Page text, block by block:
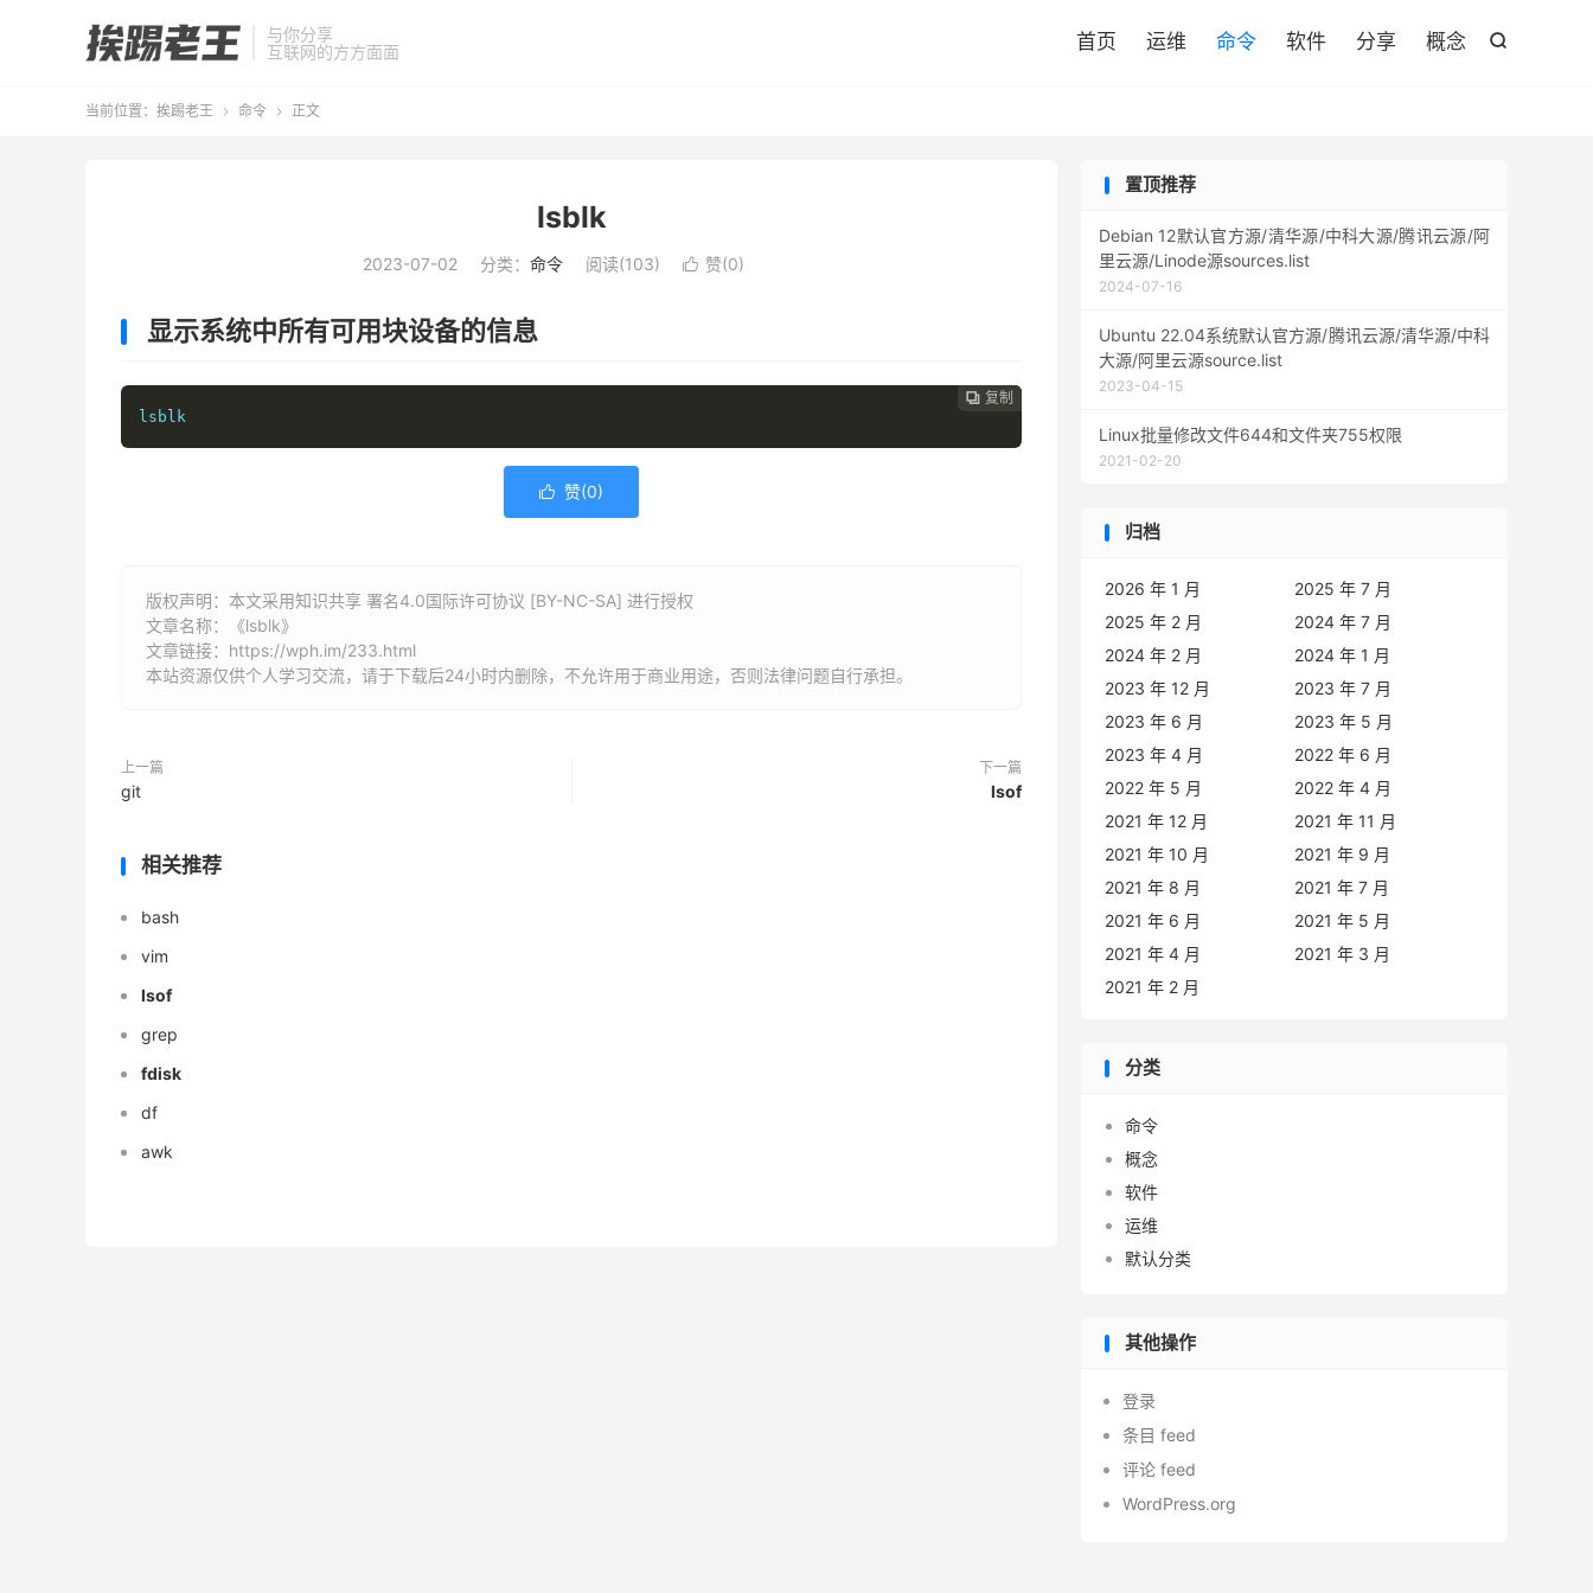
与你分享
互联网的方方面面

首页 运维 命令 软件 分享 概念
当前位置： 挨踢老王  命令  正文
lsblk
2023-07-02 分类： 命令 阅读(103)  赞(0)
显示系统中所有可用块设备的信息
 复制
 复制
 复制
lsblk
 赞(0)
版权声明：本文采用知识共享 署名4.0国际许可协议 [BY-NC-SA] 进行授权
文章名称：《lsblk》
文章链接： https://wph.im/233.html
本站资源仅供个人学习交流，请于下载后24小时内删除，不允许用于商业用途，否则法律问题自行承担。
上一篇
git
下一篇
lsof
相关推荐
bash
vim
lsof
grep
fdisk
df
awk
置顶推荐
Debian 12默认官方源/清华源/中科大源/腾讯云源/阿
里云源/Linode源sources.list
2024-07-16
Ubuntu 22.04系统默认官方源/腾讯云源/清华源/中科
大源/阿里云源source.list
2023-04-15
Linux批量修改文件644和文件夹755权限
2021-02-20
归档
2026 年 1 月
2025 年 7 月
2025 年 2 月
2024 年 7 月
2024 年 2 月
2024 年 1 月
2023 年 12 月
2023 年 7 月
2023 年 6 月
2023 年 5 月
2023 年 4 月
2022 年 6 月
2022 年 5 月
2022 年 4 月
2021 年 12 月
2021 年 11 月
2021 年 10 月
2021 年 9 月
2021 年 8 月
2021 年 7 月
2021 年 6 月
2021 年 5 月
2021 年 4 月
2021 年 3 月
2021 年 2 月
分类
命令
概念
软件
运维
默认分类
其他操作
登录
条目 feed
评论 feed
WordPress.org